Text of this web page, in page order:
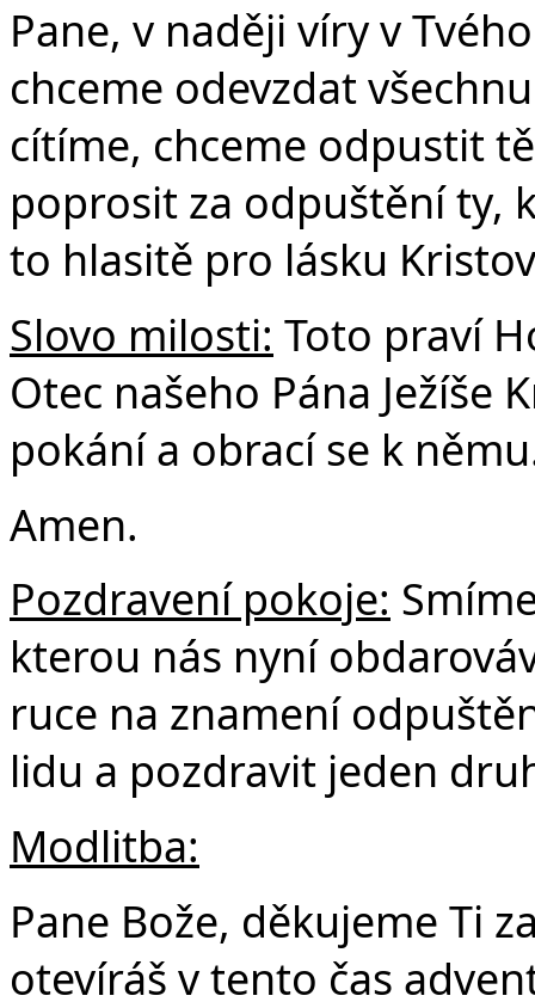
Pane, v naději víry v
chceme odevzdat
cítíme, chceme odpustit
poprosit za odpuštění ty,
to hlasitě pro lásku
Slovo milosti: Toto praví
Otec našeho Pána Ježíše
pokání a obrací se k
Amen.
Pozdravení pokoje:
kterou nás nyní
ruce na znamení
lidu a pozdravit jeden
Modlitba:
Pane Bože, děkujeme Ti
otevíráš v tento čas